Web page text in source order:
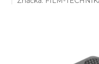
hvězdiček.